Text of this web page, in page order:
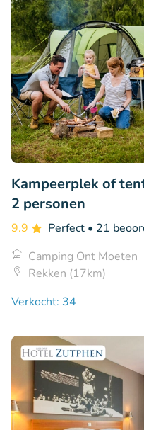
Kampeerplek of
2 personen
9.9 Perfect • 21
Camping Ont Moeten
Rekken (17km)
Verkocht: 34